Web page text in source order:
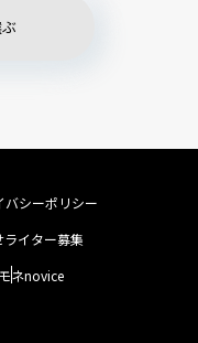
バシーポリシー
ライター募集
ネnovice